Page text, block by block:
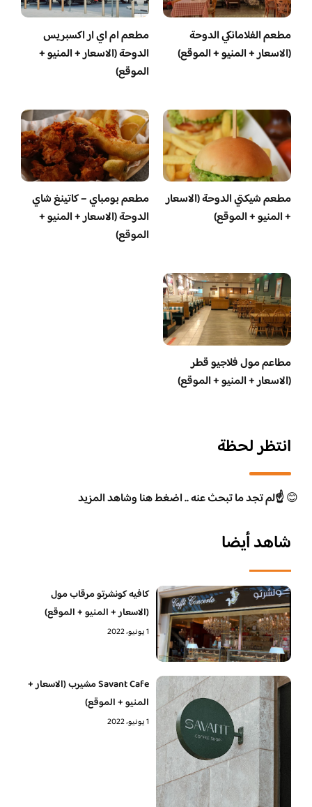
مطعم الفلامانكي الدوحة
(الاسعار + المنيو + الموقع)
مطعم ام اي ار اكسبريس
الدوحة (الاسعار + المنيو +
الموقع)
مطعم شيكتي الدوحة (الاسعار
+ المنيو + الموقع)
مطعم بومباي – كاتينغ شاي
الدوحة (الاسعار + المنيو +
الموقع)
مطاعم مول فلاجيو قطر
(الاسعار + المنيو + الموقع)
انتظر لحظة
😊☝️لم تجد ما تبحث عنه .. اضغط هنا وشاهد المزيد
شاهد أيضا
كافيه كونشرتو مرقاب مول
(الاسعار + المنيو + الموقع)
1 يونيو، 2022
Savant Cafe مشيرب (الاسعار +
المنيو + الموقع)
1 يونيو، 2022